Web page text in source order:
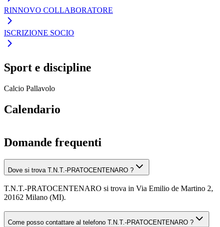
RINNOVO COLLABORATORE
ISCRIZIONE SOCIO
Sport e discipline
Calcio Pallavolo
Calendario
Domande frequenti
Dove si trova T.N.T.-PRATOCENTENARO ?
T.N.T.-PRATOCENTENARO si trova in Via Emilio de Martino 2,
20162 Milano (MI).
Come posso contattare al telefono T.N.T.-PRATOCENTENARO ?